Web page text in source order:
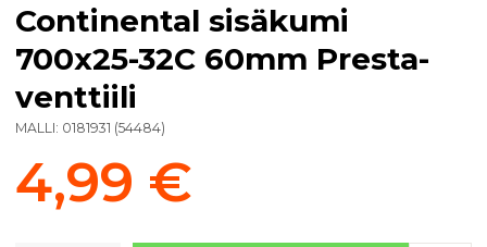
Continental sisäkumi
700x25-32C 60mm Presta-
venttiili
MALLI: 0181931 (54484)
4,99 €